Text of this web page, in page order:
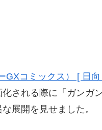
GXコミックス） [ 日向
される際に「ガンガ
展開を見せました。